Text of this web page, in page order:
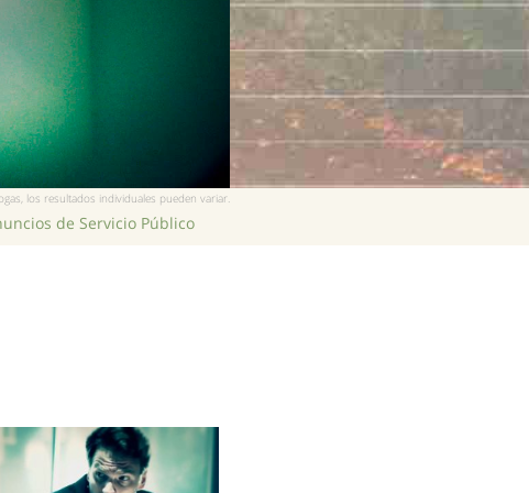
los resultados individuales pueden variar.
de Servicio Público